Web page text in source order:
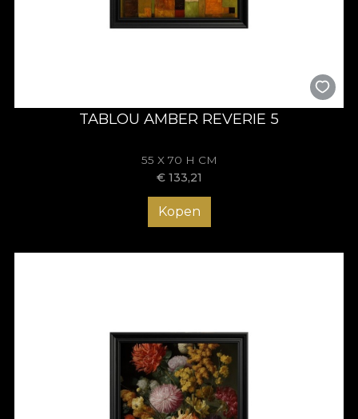
TABLOU AMBER REVERIE 5
55 X 70 H CM
€ 133,21
Kopen